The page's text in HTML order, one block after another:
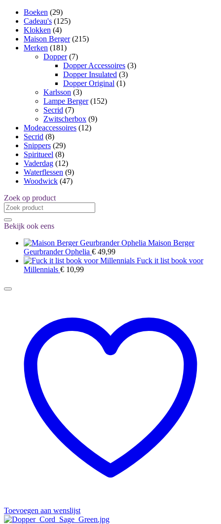
Boeken (29)
Cadeau's (125)
Klokken (4)
Maison Berger (215)
Merken (181)
Dopper (7)
Dopper Accessoires (3)
Dopper Insulated (3)
Dopper Original (1)
Karlsson (3)
Lampe Berger (152)
Secrid (7)
Zwitscherbox (9)
Modeaccessoires (12)
Secrid (8)
Snippers (29)
Spiritueel (8)
Vaderdag (12)
Waterflessen (9)
Woodwick (47)
Zoek op product
Zoeken
naar:
Bekijk ook eens
Maison Berger
Geurbrander Ophelia € 49,99
Fuck it list book voor
Millennials € 10,99
Toevoegen aan wenslijst